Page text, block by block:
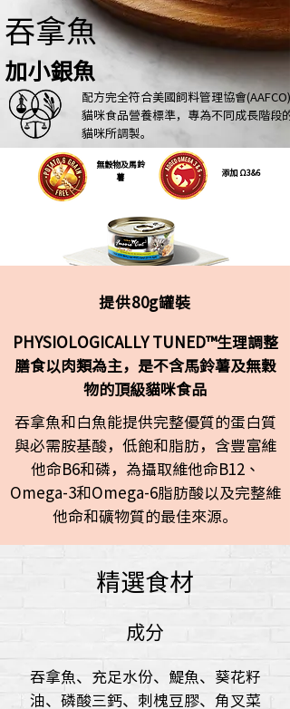
吞拿魚
加小銀魚
配方完全符合美國飼料管理協會(AAFCO)
貓咪食品營養標準，專為不同成長階段的
貓咪所調製。
無穀物及馬鈴
薯
添加 Ω3&6
提供80g罐裝
PHYSIOLOGICALLY TUNED™生理調整
膳食以肉類為主，是不含馬鈴薯及無穀
物的頂級貓咪食品
吞拿魚和白魚能提供完整優質的蛋白質
與必需胺基酸，低飽和脂肪，含豐富維
他命B6和磷，為攝取維他命B12、
Omega-3和Omega-6脂肪酸以及完整維
他命和礦物質的最佳來源。
精選食材
成分
吞拿魚、充足水份、鯷魚、葵花籽
油、磷酸三鈣、刺槐豆膠、角叉菜